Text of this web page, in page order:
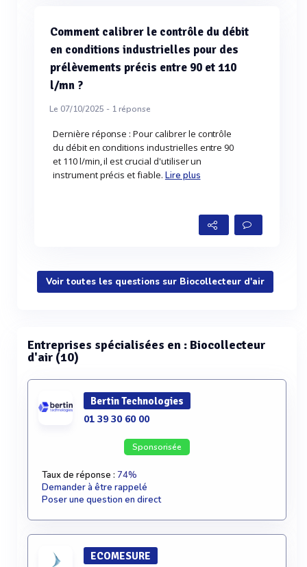
Comment calibrer le contrôle du débit
en conditions industrielles pour des
prélèvements précis entre 90 et 110
l/mn ?
Le 07/10/2025 - 1réponse
Dernière réponse : Pour calibrer le contrôle
du débit en conditions industrielles entre 90
et 110 l/min, il est crucial d'utiliser un
instrument précis et fiable. Lire plus
Voir toutes les questions sur Biocollecteur d'air
Entreprises spécialisées en : Biocollecteur
d'air (10)
Bertin Technologies
01 39 30 60 00
Sponsorisée
Taux de réponse : 74%
Demander à être rappelé
Poser une question en direct
ECOMESURE